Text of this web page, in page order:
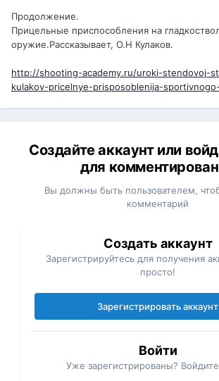
Продолжение.
Прицельные приспособления на
оружие.Рассказывает, О.Н Кулаков.
http://shooting-academy.ru/uroki-stendovoj-
kulakov-pricelnye-prisposoblenija-
Создайте аккаунт или
для
Вы должны быть пользователем,
комментарий
Создать аккаунт
Зарегистрируйтесь для получения
просто!
Зарегистрировать аккаунт
Войти
Уже зарегистрированы?